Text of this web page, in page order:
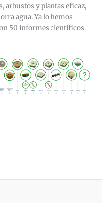
arbustos y plantas eficaz,
agua. Ya lo hemos
50 informes científicos